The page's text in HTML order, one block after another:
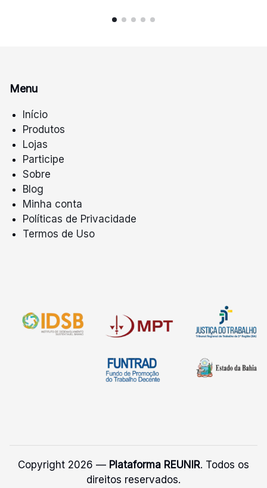
Menu
Início
Produtos
Lojas
Participe
Sobre
Blog
Minha conta
Políticas de Privacidade
Termos de Uso
Copyright 2026 — Plataforma REUNIR. Todos os
direitos reservados.